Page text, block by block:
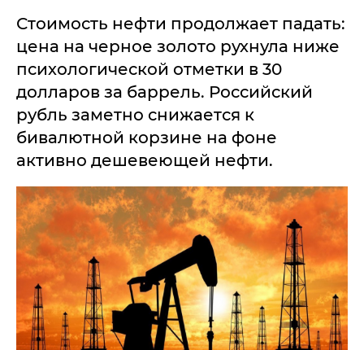
​Стоимость нефти продолжает падать:
цена на черное золото рухнула ниже
психологической отметки в 30
долларов за баррель. Российский
рубль заметно снижается к
бивалютной корзине на фоне
активно дешевеющей нефти.